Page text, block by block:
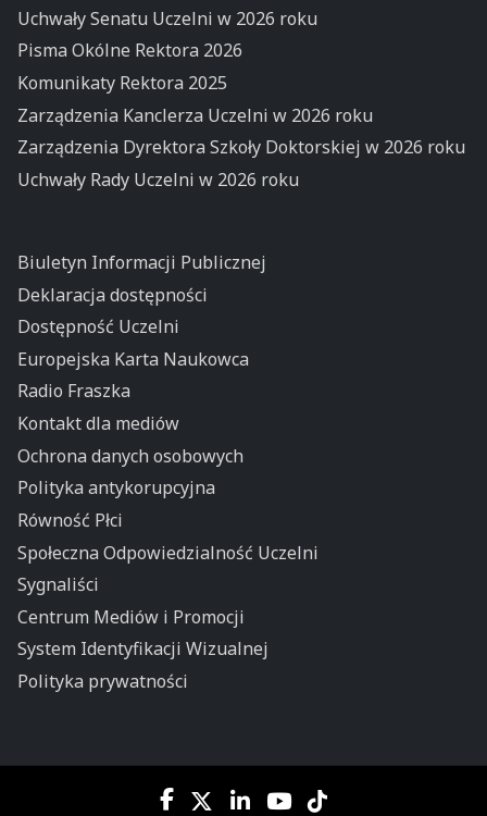
Uchwały Senatu Uczelni w 2026 roku
Pisma Okólne Rektora 2026
Komunikaty Rektora 2025
Zarządzenia Kanclerza Uczelni w 2026 roku
Zarządzenia Dyrektora Szkoły Doktorskiej w 2026 roku
Uchwały Rady Uczelni w 2026 roku
Biuletyn Informacji Publicznej
Deklaracja dostępności
Dostępność Uczelni
Europejska Karta Naukowca
Radio Fraszka
Kontakt dla mediów
Ochrona danych osobowych
Polityka antykorupcyjna
Równość Płci
Społeczna Odpowiedzialność Uczelni
Sygnaliści
Centrum Mediów i Promocji
System Identyfikacji Wizualnej
Polityka prywatności